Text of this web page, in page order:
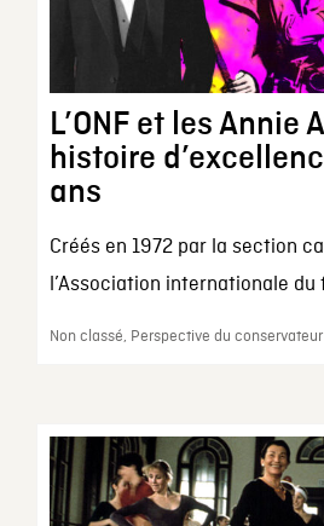
L’ONF et les Annie
histoire
ans
Créés en 1972 par la section
l’Association internationale du
Non classé, Perspective du